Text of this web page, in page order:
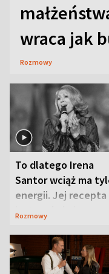
wraca jak
Rozmowy
To dlatego Irena
Santor wciąż ma
energii. Jej recepta
jest zaskakująco
Rozmowy